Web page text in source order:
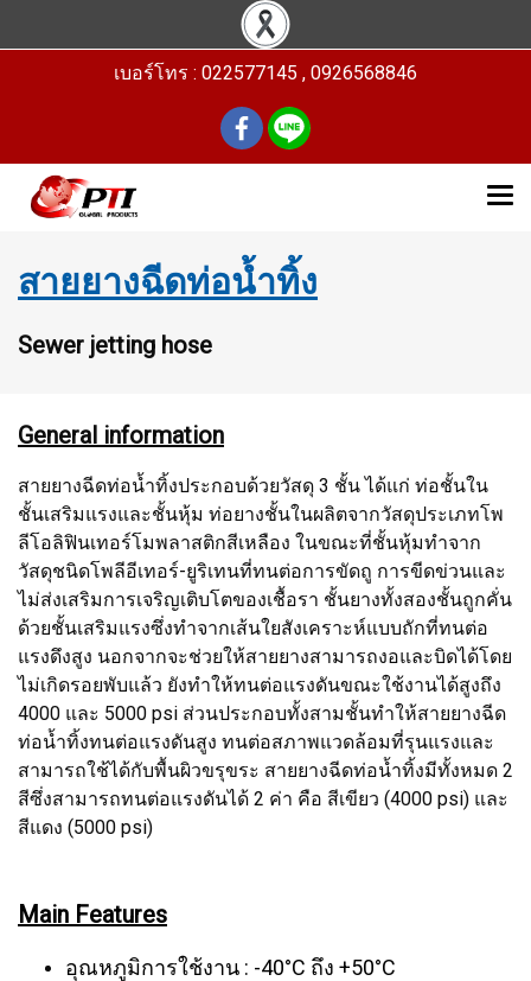
เบอร์โทร : 022577145 , 0926568846
สายยางฉีดท่อน้ำทิ้ง
Sewer jetting hose
General information
สายยางฉีดท่อน้ำทิ้งประกอบด้วยวัสดุ 3 ชั้น ได้แก่ ท่อชั้นใน
ชั้นเสริมแรงและชั้นหุ้ม ท่อยางชั้นในผลิตจากวัสดุประเภทโพ
ลีโอลิฟินเทอร์โมพลาสติกสีเหลือง ในขณะที่ชั้นหุ้มทำจาก
วัสดุชนิดโพลีอีเทอร์-ยูริเทนที่ทนต่อการขัดถู การขีดข่วนและ
ไม่ส่งเสริมการเจริญเติบโตของเชื้อรา ชั้นยางทั้งสองชั้นถูกคั่น
ด้วยชั้นเสริมแรงซึ่งทำจากเส้นใยสังเคราะห์แบบถักที่ทนต่อ
แรงดึงสูง นอกจากจะช่วยให้สายยางสามารถงอและบิดได้โดย
ไม่เกิดรอยพับแล้ว ยังทำให้ทนต่อแรงดันขณะใช้งานได้สูงถึง
4000 และ 5000 psi ส่วนประกอบทั้งสามชั้นทำให้สายยางฉีด
ท่อน้ำทิ้งทนต่อแรงดันสูง ทนต่อสภาพแวดล้อมที่รุนแรงและ
สามารถใช้ได้กับพื้นผิวขรุขระ สายยางฉีดท่อน้ำทิ้งมีทั้งหมด 2
สีซึ่งสามารถทนต่อแรงดันได้ 2 ค่า คือ สีเขียว (4000 psi) และ
สีแดง (5000 psi)
Main Features
อุณหภูมิการใช้งาน : -40°C ถึง +50°C